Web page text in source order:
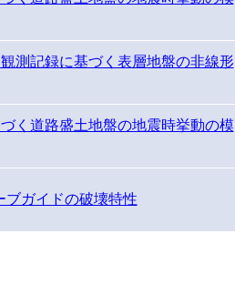
測記録に基づく表層地盤の非線形
く道路盛土地盤の地震時挙動の模
ブガイドの破壊特性